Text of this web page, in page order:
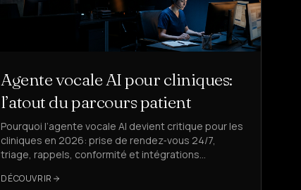
Agente vocale AI pour cliniques:
l’atout du parcours patient
Pourquoi l’agente vocale AI devient critique pour les
cliniques en 2026: prise de rendez‑vous 24/7,
triage, rappels, conformité et intégrations
DÉCOUVRIR